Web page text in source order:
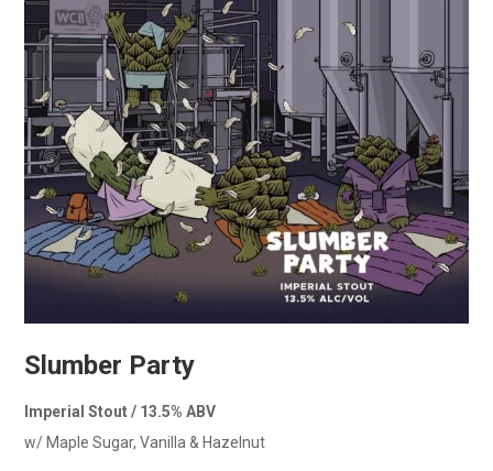
Slumber Party
Imperial Stout / 13.5% ABV
w/ Maple Sugar, Vanilla & Hazelnut